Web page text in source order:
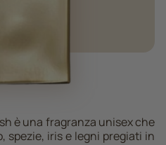
è una fragranza unisex che
spezie, iris e legni pregiati in